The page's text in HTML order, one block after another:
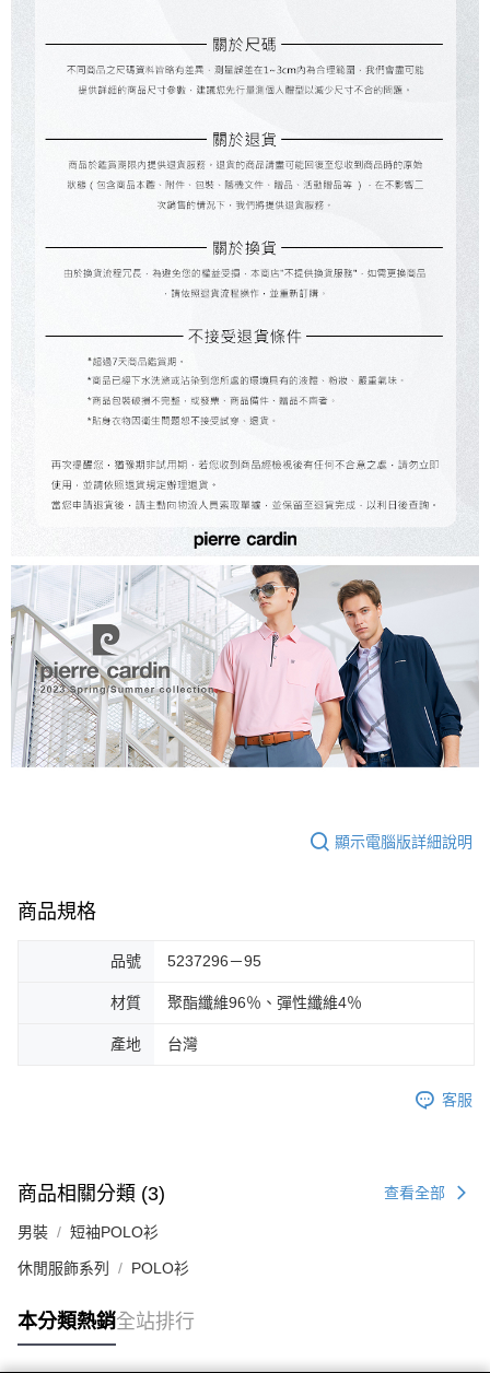
顯示電腦版詳細說明
商品規格
品號 5237296－95
材質 聚酯纖維96％、彈性纖維4％
產地 台灣
客服
商品相關分類 (3) 查看全部
男裝 短袖POLO衫
休閒服飾系列 POLO衫
本分類熱銷全站排行